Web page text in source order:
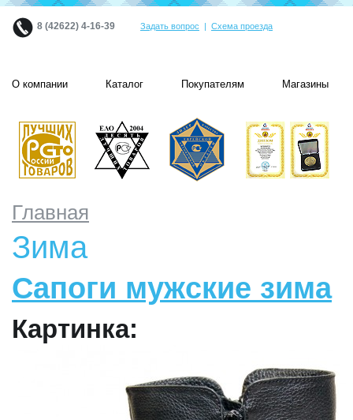
8 (42622) 4-16-39 Задать вопрос | Схема проезда
О компании Каталог Покупателям Магазины
Главная
Зима
Сапоги мужские зима
Картинка: